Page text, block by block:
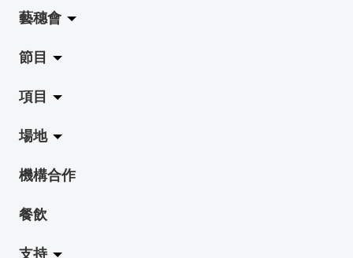
藝穗會
關於藝穗會
藝穗會的演化
使命與宗旨
藝穗會架構
檔案庫
藝穗網誌
節目
拉闊
展覽
演出
活動
工作坊
項目
Jazz-Go-Central, Jazz-Go-Fringe
LPL
2015-16 藝術場地資助計劃
2015 照亮香港在新加坡
場地
陳麗玲畫廊
奶庫
地下劇場
機構合作
餐飲
支持